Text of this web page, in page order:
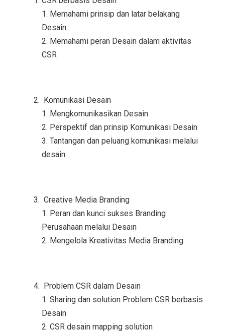
1. Memahami prinsip dan latar belakang
Desain.
2. Memahami peran Desain dalam aktivitas
CSR
Komunikasi Desain
1. Mengkomunikasikan Desain
2. Perspektif dan prinsip Komunikasi Desain
3. Tantangan dan peluang komunikasi melalui
desain
Creative Media Branding
1. Peran dan kunci sukses Branding
Perusahaan melalui Desain
2. Mengelola Kreativitas Media Branding
Problem CSR dalam Desain
1. Sharing dan solution Problem CSR berbasis
Desain
2. CSR desain mapping solution